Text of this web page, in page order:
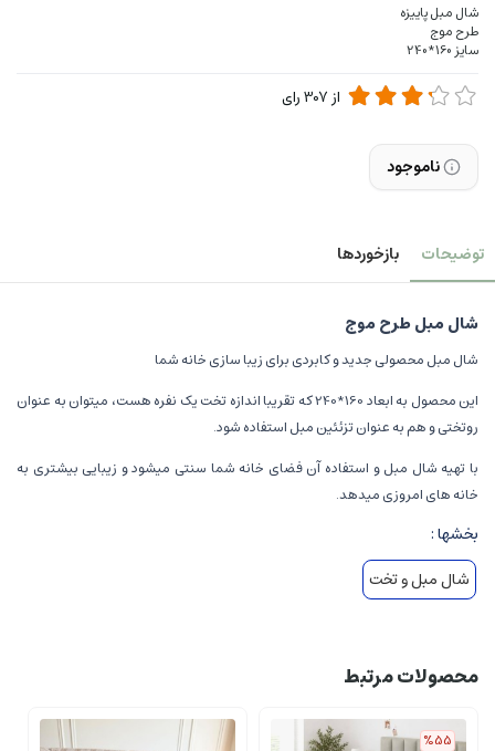
شال مبل پاییزه
طرح موج
سایز 160*240
از 307رای
ناموجود
توضیحات بازخوردها
شال مبل طرح موج
شال مبل محصولی جدید و کابردی برای زیبا سازی خانه شما
این محصول به ابعاد 160*240 که تقریبا اندازه تخت یک نفره هست، میتوان به عنوان
روتختی و هم به عنوان تزئئین مبل استفاده شود.
با تهیه شال مبل و استفاده آن فضای خانه شما سنتی میشود و زیبایی بیشتری به
خانه های امروزی میدهد.
بخشها :
شال مبل و تخت
محصولات مرتبط
%55